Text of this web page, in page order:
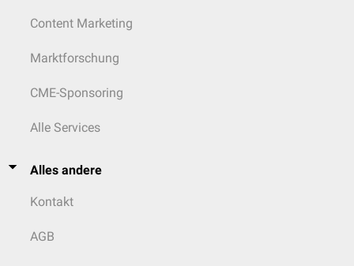
Content Marketing
Marktforschung
CME-Sponsoring
Alle Services
Alles andere
Kontakt
AGB